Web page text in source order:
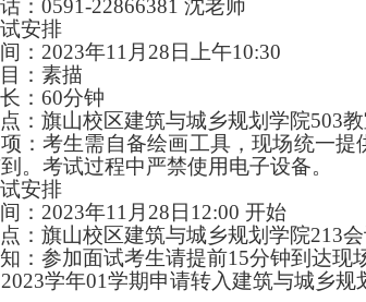
： 0591-22866381 沈老师
安排
： 2023年1 1 月 28 日 上午10:30
：素描
： 60分钟
：旗山校区建筑与城乡规划学院503
：考生需自备绘画工具，现场统一提
。考试过程中严禁使用电子设备。
安排
： 2023年1 1 月 28 日 12:00 开始
：旗山校区建筑与城乡规划学院213
：参加面试考生请提前15分钟到达现
2023学年01学期申请转入建筑与城乡规